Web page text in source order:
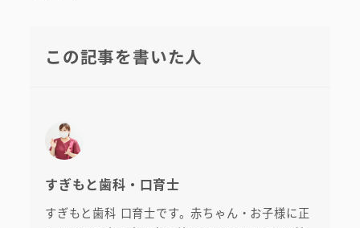
この記事を書いた人
すぎもと歯科・口育士
すぎもと歯科 口育士です。赤ちゃん・お子様に正